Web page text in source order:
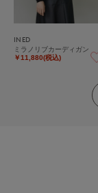
INED
ミラノリブカーディガン
￥11,880(税込)